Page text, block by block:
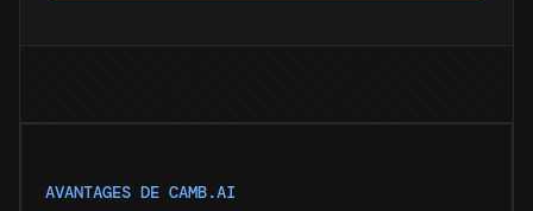
AVANTAGES DE CAMB.AI